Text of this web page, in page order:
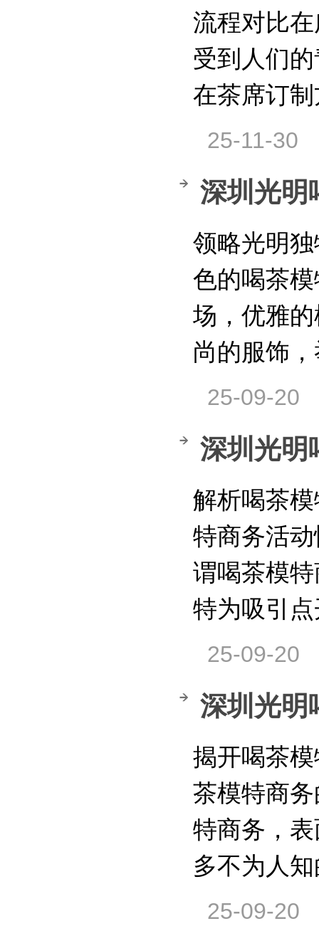
流程对比
受到人们
在茶席订
25-11-30
深圳光明
领略光明
色的喝茶
场，优雅
尚的服饰
25-09-20
深圳光明
解析喝茶
特商务活
谓喝茶模
特为吸引
25-09-20
深圳光明
揭开喝茶
茶模特商
特商务，
多不为人
25-09-20